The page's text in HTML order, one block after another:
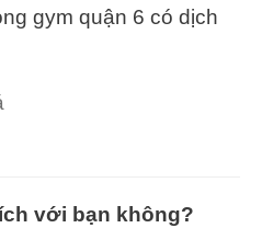
gym quận 6 có dịch
với bạn không?